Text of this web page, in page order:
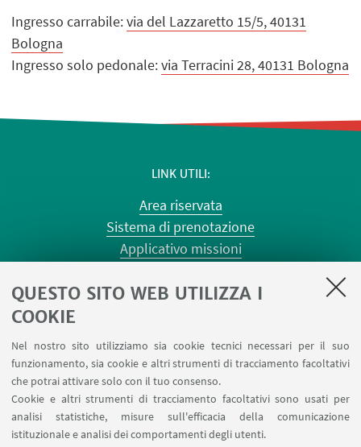
QUESTO SITO WEB UTILIZZA I
COOKIE
Nel nostro sito utilizziamo sia cookie tecnici necessari per il suo
funzionamento, sia cookie e altri strumenti di tracciamento facoltativi
che potrai attivare solo con il tuo consenso.
Cookie e altri strumenti di tracciamento facoltativi sono usati per
analisi statistiche, misure sull'efficacia della comunicazione
istituzionale e analisi dei comportamenti degli utenti.
Ingresso carrabile:via del Lazzaretto 15/5, 40131
Bologna
Ingresso solo pedonale:via Terracini 28, 40131 Bologna
LINK UTILI
Area riservata
Sistema di prenotazione
Applicativo missioni
Planner aule Terracini
Forms per sottomissione eventi/notizie
Carta dei servizi
SEGUI IL DIPARTIMENTO SU: